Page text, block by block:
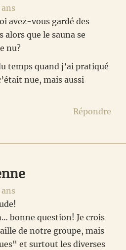
ans
avez-vous gardé des
alors que le sauna se
nu?
temps quand j’ai pratiqué
nue, mais aussi
Répondre
ans
bonne question! Je crois
de notre groupe, mais
et surtout les diverses